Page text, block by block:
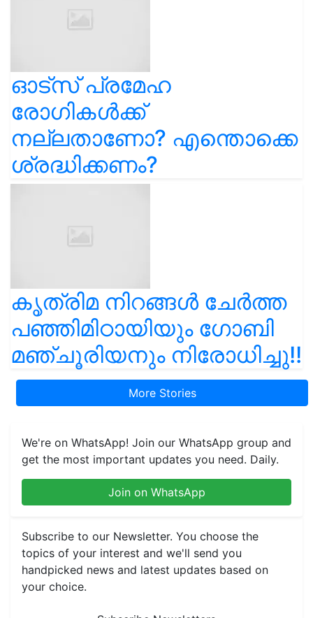
ഓട്സ് പ്രമേഹ
രോഗികൾക്ക്
നല്ലതാണോ? എന്തൊക്കെ
ശ്രദ്ധിക്കണം?
കൃത്രിമ നിറങ്ങൾ ചേർത്ത
പഞ്ഞിമിഠായിയും ഗോബി
മഞ്ചൂരിയനും നിരോധിച്ചു!!
More Stories
We're on WhatsApp! Join our WhatsApp group and
get the most important updates you need. Daily.
Join on WhatsApp
Subscribe to our Newsletter. You choose the
topics of your interest and we'll send you
handpicked news and latest updates based on
your choice.